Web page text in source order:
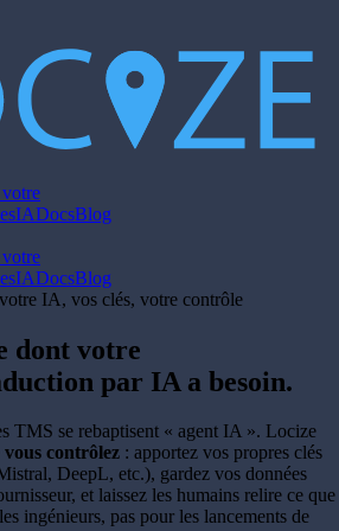
IADocsBlog
IADocsBlog
IA, vos clés, votre contrôle
dont votre
par IA a besoin.
TMS se rebaptisent « agent IA ». Locize
contrôlez : apportez vos propres clés
DeepL, etc.), gardez vos données
et laissez les humains relire ce que
ingénieurs, pas pour les lancements de